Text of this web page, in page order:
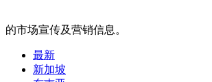
的市场宣传及营销信息。
最新
新加坡